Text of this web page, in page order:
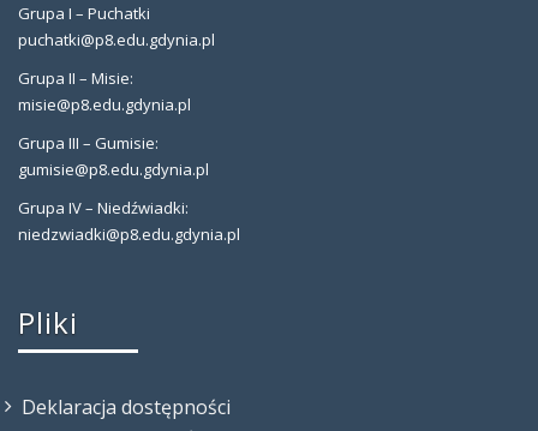
Grupa I – Puchatki
puchatki@p8.edu.gdynia.pl
Grupa II – Misie:
misie@p8.edu.gdynia.pl
Grupa III – Gumisie:
gumisie@p8.edu.gdynia.pl
Grupa IV – Niedźwiadki:
niedzwiadki@p8.edu.gdynia.pl
Pliki
Deklaracja dostępności